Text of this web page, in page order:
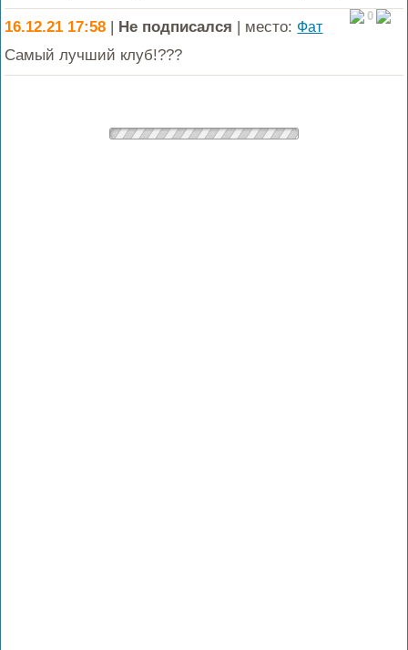
0
16.12.21 17:58 | Не подписался | место: Фат
Самый лучший клуб!???